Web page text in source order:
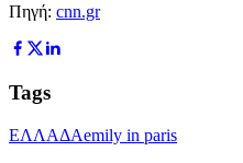
Πηγή: cnn.gr
Tags
ΕΛΛΑΔΑemily in paris